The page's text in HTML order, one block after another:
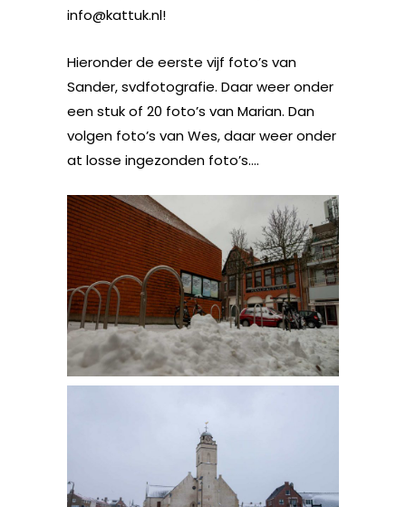
info@kattuk.nl!
Hieronder de eerste vijf foto’s van
Sander, svdfotografie. Daar weer onder
een stuk of 20 foto’s van Marian. Dan
volgen foto’s van Wes, daar weer onder
at losse ingezonden foto’s….